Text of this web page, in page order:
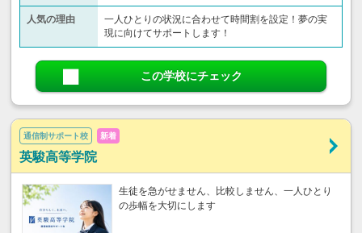
人気の理由
一人ひとりの状況に合わせて時間割を設定！夢の実
現に向けてサポートします！
この学校にチェック
通信制サポート校 新着
英駿高等学院
生徒を急がせません、比較しません、一人ひとり
の歩幅を大切にします